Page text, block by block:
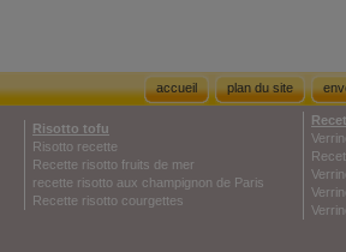
accueil plan du site
Risotto tofu
Risotto recette
Recette risotto fruits de mer
recette risotto aux champignon de Paris
Recette risotto courgettes